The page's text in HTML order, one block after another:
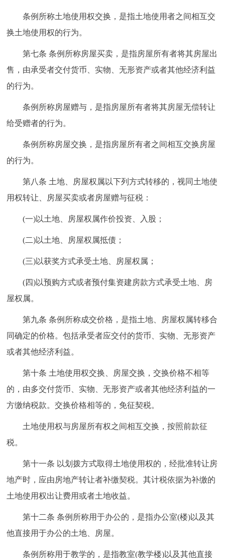
DEUTSCH FRANÇAIS РУССКИЙ ЯЗЫК
ESPAÑOL العربية PORTUGUÊS
ITALIANO
条例所称土地使用权交换，是指土地使用者之间相互交
换土地使用权的行为。
第七条 条例所称房屋买卖，是指房屋所有者将其房屋出
售，由承受者交付货币、实物、无形资产或者其他经济利益
的行为。
条例所称房屋赠与，是指房屋所有者将其房屋无偿转让
给受赠者的行为。
条例所称房屋交换，是指房屋所有者之间相互交换房屋
的行为。
第八条 土地、房屋权属以下列方式转移的，视同土地使
用权转让、房屋买卖或者房屋赠与征税：
(一)以土地、房屋权属作价投资、入股；
(二)以土地、房屋权属抵债；
(三)以获奖方式承受土地、房屋权属；
(四)以预购方式或者预付集资建房款方式承受土地、房
屋权属。
第九条 条例所称成交价格，是指土地、房屋权属转移合
同确定的价格。包括承受者应交付的货币、实物、无形资产
或者其他经济利益。
第十条 土地使用权交换、房屋交换，交换价格不相等
的，由多交付货币、实物、无形资产或者其他经济利益的一
方缴纳税款。交换价格相等的，免征契税。
土地使用权与房屋所有权之间相互交换，按照前款征
税。
第十一条 以划拨方式取得土地使用权的，经批准转让房
地产时，应由房地产转让者补缴契税。其计税依据为补缴的
土地使用权出让费用或者土地收益。
第十二条 条例所称用于办公的，是指办公室(楼)以及其
他直接用于办公的土地、房屋。
条例所称用于教学的，是指教室(教学楼)以及其他直接